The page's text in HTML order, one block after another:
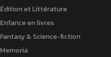
Édition et Littérature
Enfance en livres
Fantasy & Science-fiction
Memoria